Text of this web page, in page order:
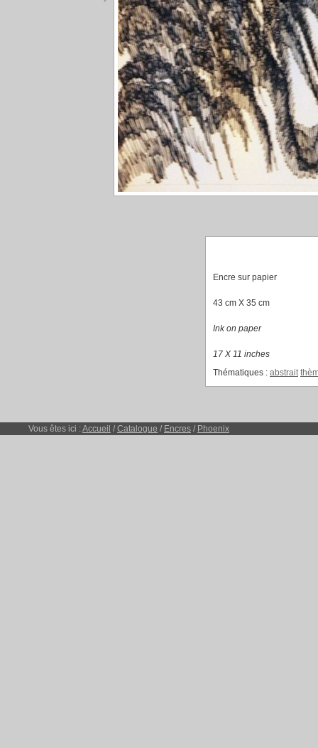
Encre sur papier
43 cm X 35 cm
Ink on paper
17 X 11 inches
Thématiques : abstrait
Vous êtes ici :Accueil / Catalogue / Encres / Phoenix